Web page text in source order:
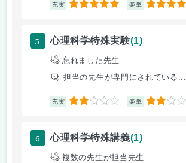
充実 5 楽単 5
5 心理科学特殊実験(1)
忘れました先生
担当の先生が専門にされている...
充実 2 楽単 2
6 心理科学特殊講義(1)
複数の先生が担当先生